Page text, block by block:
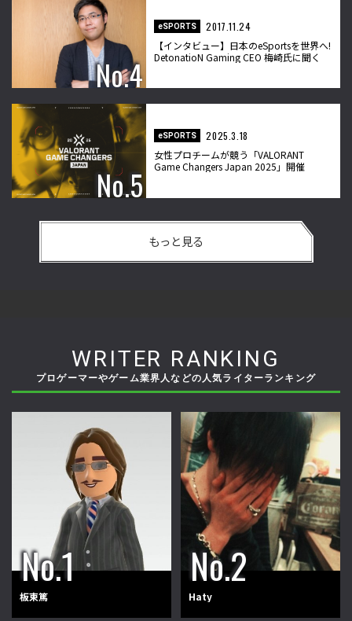
eSPORTS
2017.11.24
【インタビュー】日本のeSportsを世界へ!
DetonatioN Gaming CEO 梅崎氏に聞く
eSPORTS
2025.3.18
女性プロチームが競う「VALORANT
Game Changers Japan 2025」開催
もっと見る
WRITER RANKING
プロゲーマーやゲーム業界人などの人気ライターランキング
板東篤 Haty